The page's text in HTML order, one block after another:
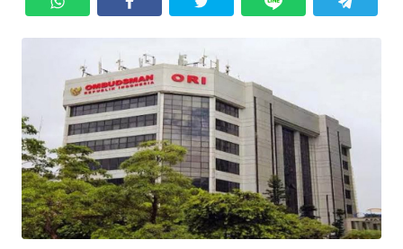
SERBI
INDEKS
BERITA
KONTAK
KAMI